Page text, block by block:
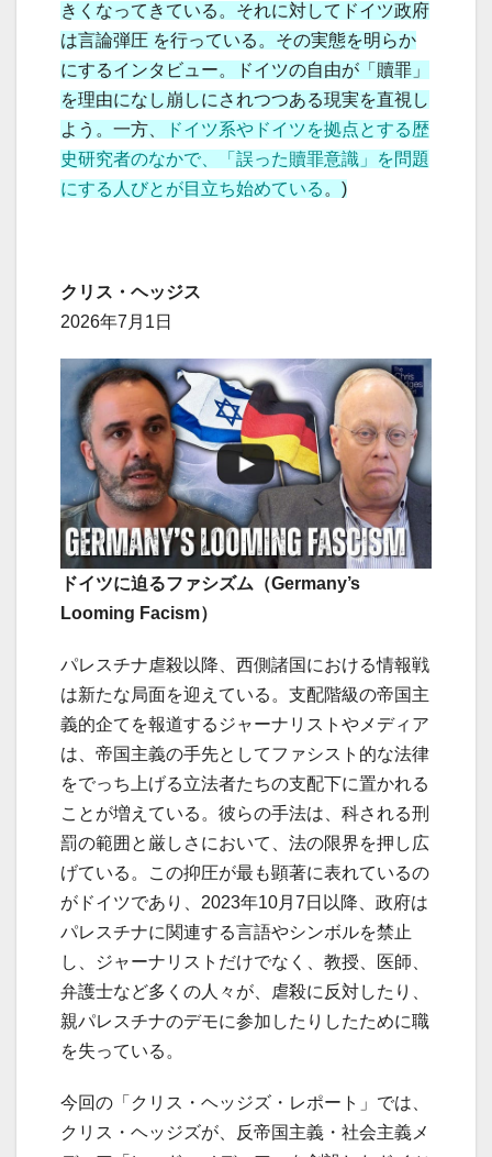
きくなってきている。それに対してドイツ政府
は言論弾圧 を行っている。その実態を明らか
にするインタビュー。ドイツの自由が「贖罪」
を理由になし崩しにされつつある現実を直視し
よう。一方、
ドイツ系やドイツを拠点とする歴
史研究者のなかで、「誤った贖罪意識」を問題
にする人びとが目立ち始めている 。)
クリス・ヘッジス
2026年7月1日
ドイツに迫るファシズム（Germany’s
Looming Facism）
パレスチナ虐殺以降、西側諸国における情報戦
は新たな局面を迎えている。支配階級の帝国主
義的企てを報道するジャーナリストやメディア
は、帝国主義の手先としてファシスト的な法律
をでっち上げる立法者たちの支配下に置かれる
ことが増えている。彼らの手法は、科される刑
罰の範囲と厳しさにおいて、法の限界を押し広
げている。この抑圧が最も顕著に表れているの
がドイツであり、2023年10月7日以降、政府は
パレスチナに関連する言語やシンボルを禁止
し、ジャーナリストだけでなく、教授、医師、
弁護士など多くの人々が、虐殺に反対したり、
親パレスチナのデモに参加したりしたために職
を失っている。
今回の「クリス・ヘッジズ・レポート」では、
クリス・ヘッジズが、反帝国主義・社会主義メ